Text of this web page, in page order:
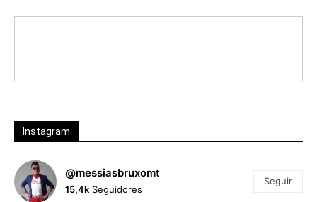
Instagram
@messiasbruxomt
15,4k Seguidores
Seguir